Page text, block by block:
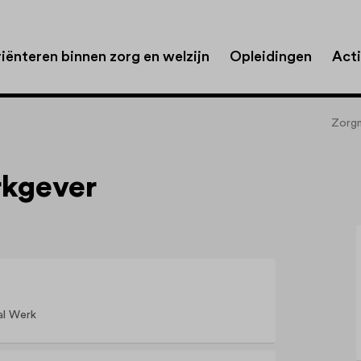
binnen zorg en welzijn Opleidingen
Werk